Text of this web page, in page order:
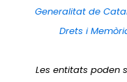
Generalitat de
Drets i
Les entitats poden